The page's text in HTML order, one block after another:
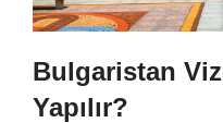
Bulgaristan
Yapılır?